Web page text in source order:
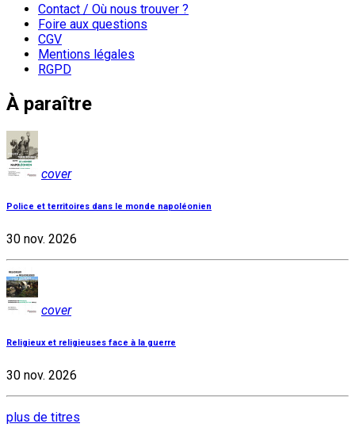
Contact / Où nous trouver ?
Foire aux questions
CGV
Mentions légales
RGPD
À paraître
cover
Police et territoires dans le monde napoléonien
30 nov. 2026
cover
Religieux et religieuses face à la guerre
30 nov. 2026
plus de titres